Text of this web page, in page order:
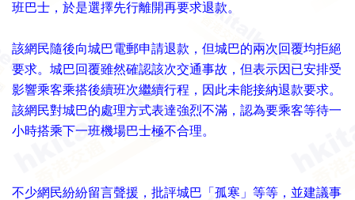
班巴士，於是選擇先行離開再要求退款。
該網民隨後向城巴電郵申請退款，但城巴的兩次回覆均拒絕
要求。城巴回覆雖然確認該次交通事故，但表示因已安排受
影響乘客乘搭後續班次繼續行程，因此未能接納退款要求。
該網民對城巴的處理方式表達強烈不滿，認為要乘客等待一
小時搭乘下一班機場巴士極不合理。
不少網民紛紛留言聲援，批評城巴「孤寒」等等，並建議事